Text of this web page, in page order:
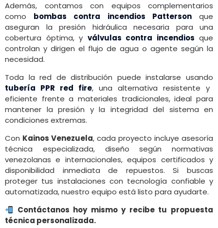
Además, contamos con equipos complementarios
como
bombas contra incendios Pattersonque
aseguran la presión hidráulica necesaria para una
cobertura óptima, y válvulas contra incendios que
controlan y dirigen el flujo de agua o agente según la
necesidad.
Toda la red de distribución puede instalarse usando
tubería PPR red fire, una alternativa resistente y
eficiente frente a materiales tradicionales, ideal para
mantener la presión y la integridad del sistema en
condiciones extremas.
Con Kainos Venezuela, cada proyecto incluye asesoría
técnica especializada, diseño según normativas
venezolanas e internacionales, equipos certificados y
disponibilidad inmediata de repuestos. Si buscas
proteger tus instalaciones con tecnología confiable y
automatizada, nuestro equipo está listo para ayudarte.
Contáctanos hoy mismo y recibe tu propuesta
técnica personalizada.